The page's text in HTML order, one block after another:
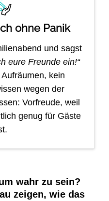
ohne Panik
und sagst
eure Freunde ein!“
kein
wegen der
Vorfreude, weil
genug für Gäste
wahr zu sein?
zeigen, wie das